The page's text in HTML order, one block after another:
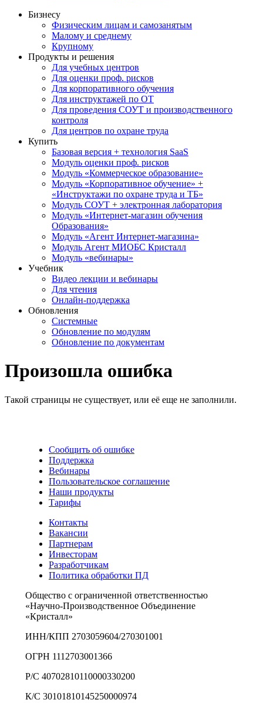
Бизнесу
Физическим лицам и самозанятым
Малому и среднему
Крупному
Продукты и решения
Для учебных центров
Для оценки проф. рисков
Для корпоративного обучения
Для инструктажей по ОТ
Для проведения СОУТ и производственного
контроля
Для центров по охране труда
Купить
Базовая версия + технология SaaS
Модуль оценки проф. рисков
Модуль «Коммерческое образование»
Модуль «Корпоративное обучение» +
«Инструктажи по охране труда и ТБ»
Модуль СОУТ + электронная лаборатория
Модуль «Интернет-магазин обучения
Образования»
Модуль «Агент Интернет-магазина»
Модуль Агент МИОБС Кристалл
Модуль «вебинары»
Учебник
Видео лекции и вебинары
Для чтения
Онлайн-поддержка
Обновления
Системные
Обновление по модулям
Обновление по документам
Произошла ошибка
Такой страницы не существует, или её еще не заполнили.
Сообщить об ошибке
Поддержка
Вебинары
Пользовательское соглашение
Наши продукты
Тарифы
Контакты
Вакансии
Партнерам
Инвесторам
Разработчикам
Политика обработки ПД
Общество с ограниченной ответственностью
«Научно-Производственное Объединение
«Кристалл»
ИНН/КПП 2703059604/270301001
ОГРН 1112703001366
Р/С 40702810110000330200
К/С 30101810145250000974